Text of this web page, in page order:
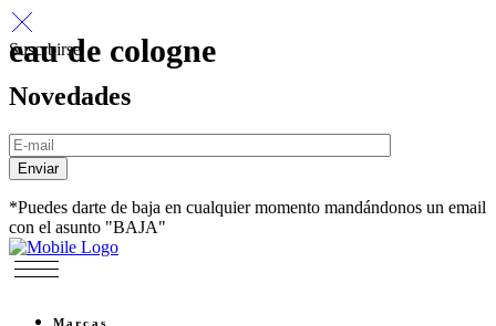
Suscrbirse
Novedades
Enviar
*Puedes darte de baja en cualquier momento mandándonos un email
con el asunto "BAJA"
Marcas
eau de cologne